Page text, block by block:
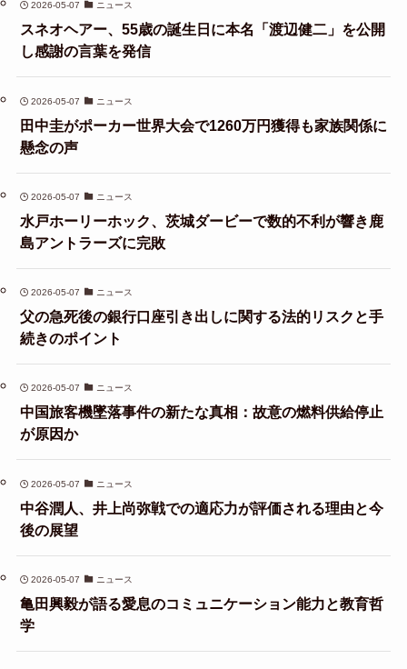
2026-05-07 ニュース
スネオヘアー、55歳の誕生日に本名「渡辺健二」を公開
し感謝の言葉を発信
2026-05-07 ニュース
田中圭がポーカー世界大会で1260万円獲得も家族関係に
懸念の声
2026-05-07 ニュース
水戸ホーリーホック、茨城ダービーで数的不利が響き鹿
島アントラーズに完敗
2026-05-07 ニュース
父の急死後の銀行口座引き出しに関する法的リスクと手
続きのポイント
2026-05-07 ニュース
中国旅客機墜落事件の新たな真相：故意の燃料供給停止
が原因か
2026-05-07 ニュース
中谷潤人、井上尚弥戦での適応力が評価される理由と今
後の展望
2026-05-07 ニュース
亀田興毅が語る愛息のコミュニケーション能力と教育哲
学